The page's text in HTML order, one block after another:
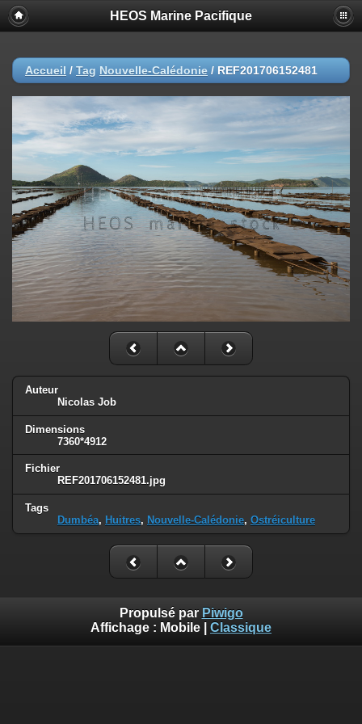
HEOS Marine Pacifique
Accueil / Tag Nouvelle-Calédonie / REF201706152481
Auteur
Nicolas Job
Dimensions
7360*4912
Fichier
REF201706152481.jpg
Tags
Dumbéa, Huitres, Nouvelle-Calédonie, Ostréiculture
Propulsé par Piwigo
Affichage : Mobile Classique